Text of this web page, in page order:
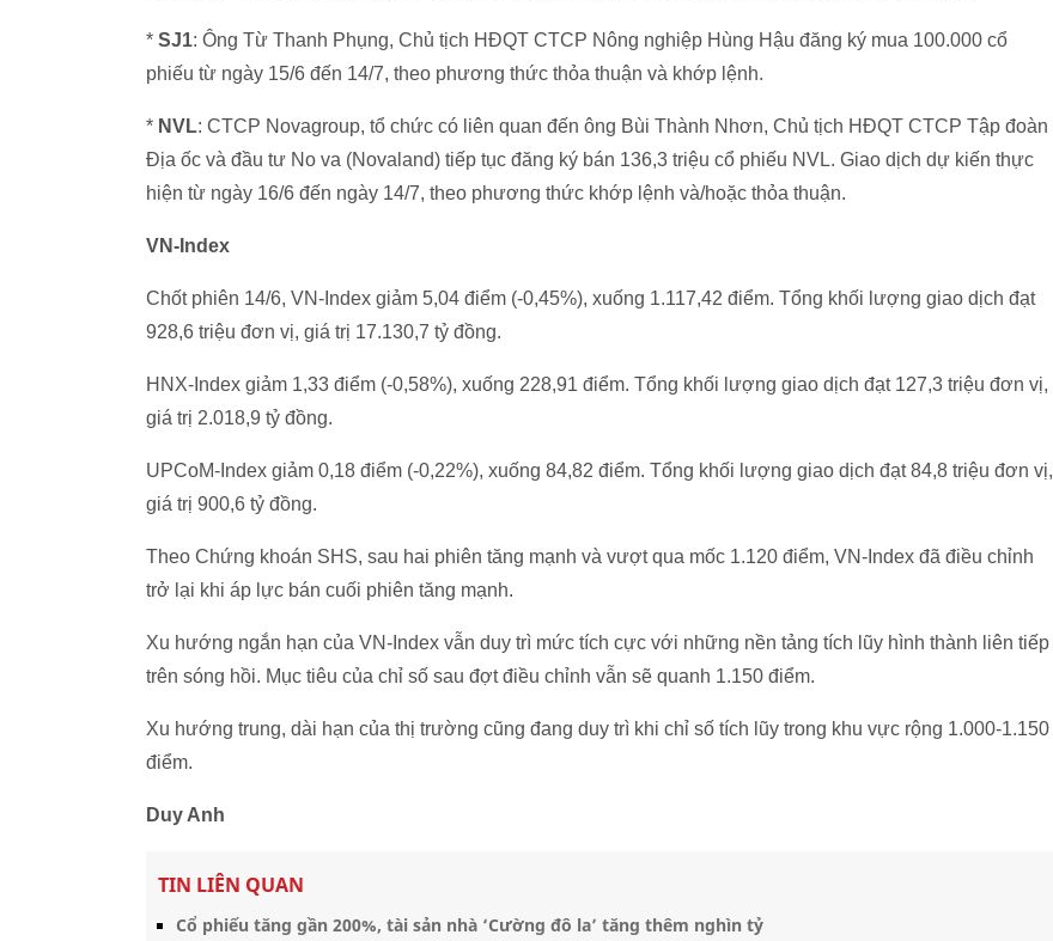
* SJ1: Ông Từ Thanh Phụng, Chủ tịch HĐQT CTCP Nông nghiệp Hùng Hậu đăng ký mua 100.000 cổ
phiếu từ ngày 15/6 đến 14/7, theo phương thức thỏa thuận và khớp lệnh.
* NVL: CTCP Novagroup, tổ chức có liên quan đến ông Bùi Thành Nhơn, Chủ tịch HĐQT CTCP Tập đoàn
Địa ốc và đầu tư No va (Novaland) tiếp tục đăng ký bán 136,3 triệu cổ phiếu NVL. Giao dịch dự kiến thực
hiện từ ngày 16/6 đến ngày 14/7, theo phương thức khớp lệnh và/hoặc thỏa thuận.
VN-Index
Chốt phiên 14/6, VN-Index giảm 5,04 điểm (-0,45%), xuống 1.117,42 điểm. Tổng khối lượng giao dịch đạt
928,6 triệu đơn vị, giá trị 17.130,7 tỷ đồng.
HNX-Index giảm 1,33 điểm (-0,58%), xuống 228,91 điểm. Tổng khối lượng giao dịch đạt 127,3 triệu đơn vị,
giá trị 2.018,9 tỷ đồng.
UPCoM-Index giảm 0,18 điểm (-0,22%), xuống 84,82 điểm. Tổng khối lượng giao dịch đạt 84,8 triệu đơn vị,
giá trị 900,6 tỷ đồng.
Theo Chứng khoán SHS, sau hai phiên tăng mạnh và vượt qua mốc 1.120 điểm, VN-Index đã điều chỉnh
trở lại khi áp lực bán cuối phiên tăng mạnh.
Xu hướng ngắn hạn của VN-Index vẫn duy trì mức tích cực với những nền tảng tích lũy hình thành liên tiếp
trên sóng hồi. Mục tiêu của chỉ số sau đợt điều chỉnh vẫn sẽ quanh 1.150 điểm.
Xu hướng trung, dài hạn của thị trường cũng đang duy trì khi chỉ số tích lũy trong khu vực rộng 1.000-1.150
điểm.
Duy Anh
TIN LIÊN QUAN
Cổ phiếu tăng gần 200%, tài sản nhà ‘Cường đô la’ tăng thêm nghìn tỷ